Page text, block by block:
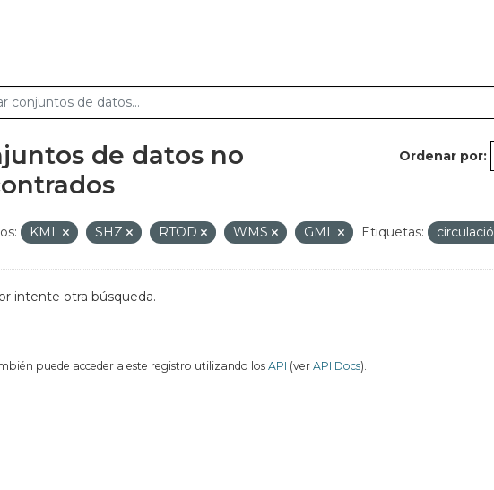
Ordenar por
de datos no
KML SHZ RTOD WMS GML Etiquetas: circulació
intente otra búsqueda.
puede acceder a este registro utilizando los API (ver API Docs).